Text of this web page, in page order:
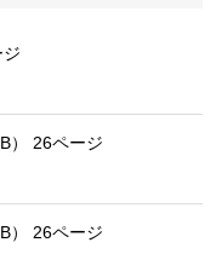
） 26ページ
） 26ページ